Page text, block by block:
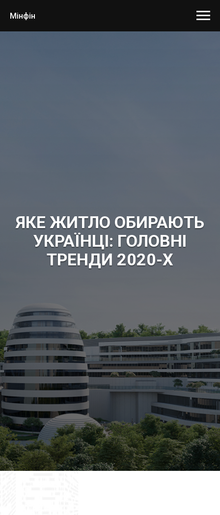
Мінфін
ЯКЕ ЖИТЛО ОБИРАЮТЬ
УКРАЇНЦІ: ГОЛОВНІ
ТРЕНДИ 2020-Х